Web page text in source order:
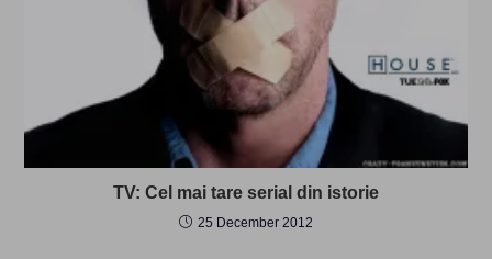
TV: Cel mai tare serial din istorie
25 December 2012